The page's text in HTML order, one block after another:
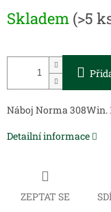
cena:
Skladem (>5
Náboj Norma 308Win.
Detailní informace
ZEPTAT SE